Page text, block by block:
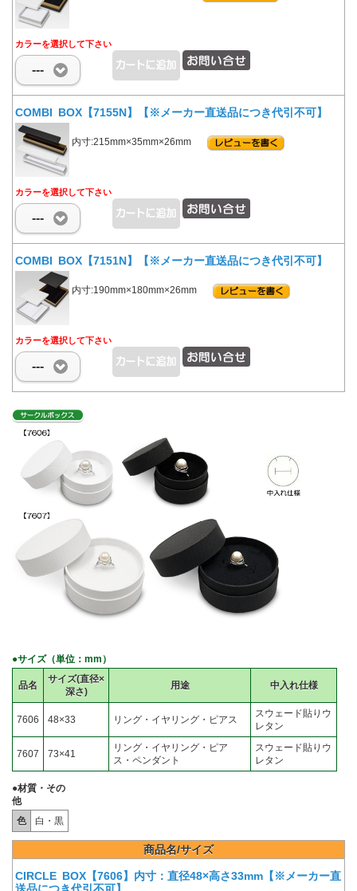
カラーを選択して下さい
---
COMBI BOX【7155N】【※メーカー直送品につき代引不可】
内寸:215mm×35mm×26mm
カラーを選択して下さい
---
COMBI BOX【7151N】【※メーカー直送品につき代引不可】
内寸:190mm×180mm×26mm
カラーを選択して下さい
---
●サイズ（単位：mm）
品名
サイズ(直径×
深さ)
用途 中入れ仕様
7606 48×33 リング・イヤリング・ピアス
スウェード貼りウ
レタン
7607 73×41
リング・イヤリング・ピア
ス・ペンダント
スウェード貼りウ
レタン
●材質・その
他
色
白・黒
商品名/サイズ
CIRCLE BOX【7606】内寸：直径48×高さ33mm【※メーカー直